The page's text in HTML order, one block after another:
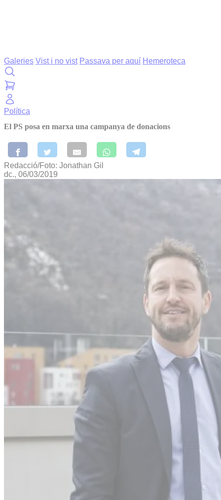
Galeries Vist i no vist Passava per aquí Hemeroteca
Política
El PS posa en marxa una campanya de donacions
Redacció/Foto: Jonathan Gil
dc., 06/03/2019